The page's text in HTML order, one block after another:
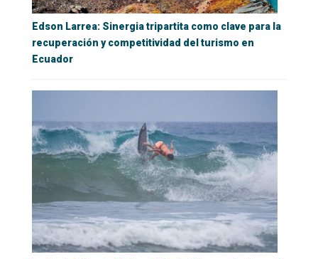
Edson Larrea: Sinergia tripartita como clave para la
recuperación y competitividad del turismo en
Ecuador